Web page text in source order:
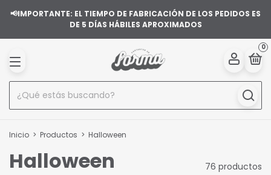
📢IMPORTANTE: EL TIEMPO DE FABRICACIÓN DE LOS PEDIDOS ES
DE 5 DÍAS HÁBILES APROXIMADOS
0
Inicio > Productos > Halloween
Halloween 76 productos